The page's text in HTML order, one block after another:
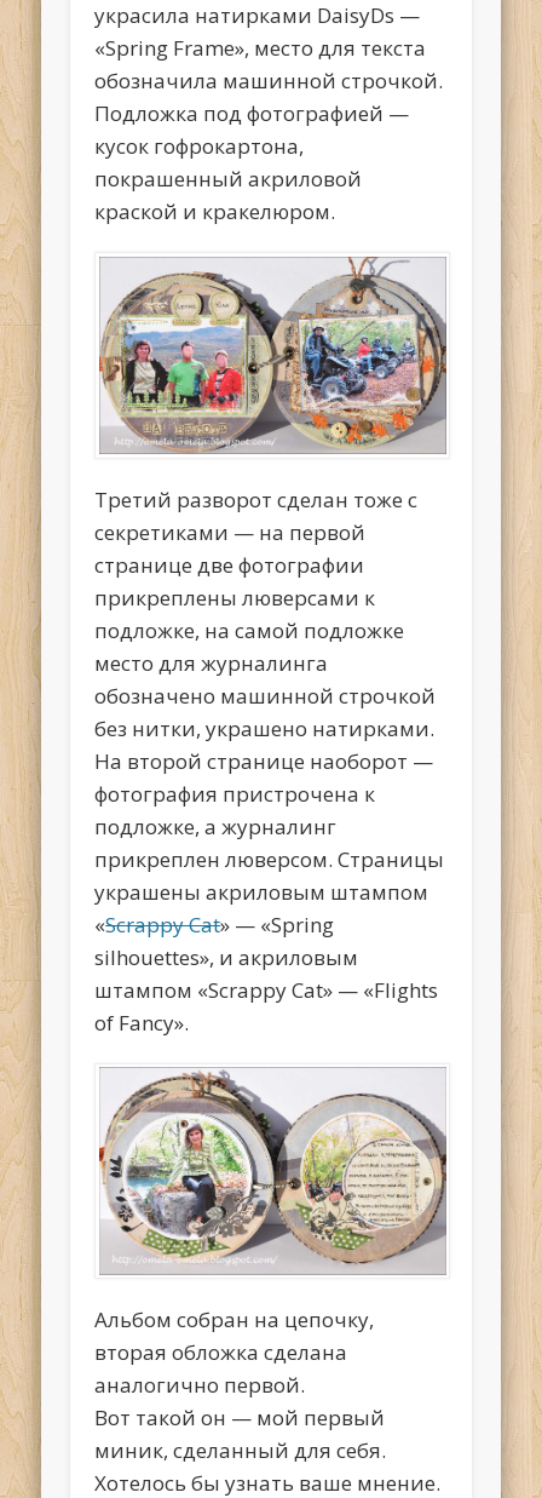
украсила натирками DaisyDs —
«Spring Frame», место для текста
обозначила машинной строчкой.
Подложка под фотографией —
кусок гофрокартона,
покрашенный акриловой
краской и кракелюром.
Третий разворот сделан тоже с
секретиками — на первой
странице две фотографии
прикреплены люверсами к
подложке, на самой подложке
место для журналинга
обозначено машинной строчкой
без нитки, украшено натирками.
На второй странице наоборот —
фотография пристрочена к
подложке, а журналинг
прикреплен люверсом. Страницы
украшены акриловым штампом
«Scrappy Cat» — «Spring
silhouettes», и акриловым
штампом «Scrappy Cat» — «Flights
of Fancy».
Альбом собран на цепочку,
вторая обложка сделана
аналогично первой.
Вот такой он — мой первый
миник, сделанный для себя.
Хотелось бы узнать ваше мнение.